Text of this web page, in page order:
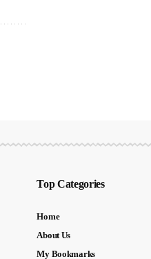
Top Categories
Home
About Us
My Bookmarks